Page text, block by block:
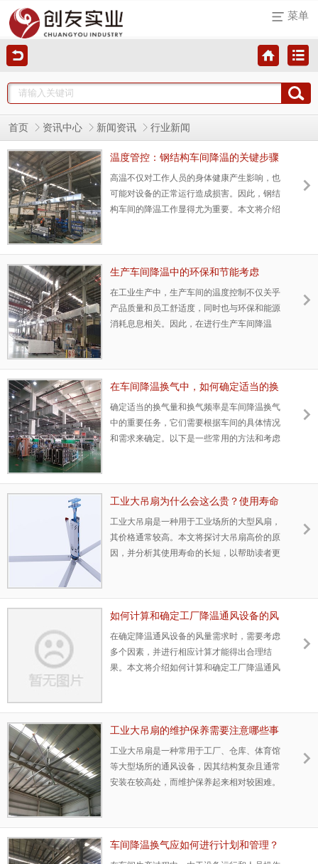
菜单
首页 资讯中心 新闻资讯 行业新闻
温度管控：钢结构车间降温的关键步骤
与方法
高温不仅对工作人员的身体健康产生影响，也
可能对设备的正常运行造成损害。因此，钢结
构车间的降温工作显得尤为重要。本文将介绍
全。
生产车间降温中的环保和节能考虑
在工业生产中，生产车间的温度控制不仅关乎
产品质量和员工舒适度，同时也与环保和能源
消耗息息相关。因此，在进行生产车间降温
在车间降温换气中，如何确定适当的换
气量和换气频率？
确定适当的换气量和换气频率是车间降温换气
中的重要任务，它们需要根据车间的具体情况
和需求来确定。以下是一些常用的方法和考虑
工业大吊扇为什么会这么贵？使用寿命
长吗？
工业大吊扇是一种用于工业场所的大型风扇，
其价格通常较高。本文将探讨大吊扇高价的原
因，并分析其使用寿命的长短，以帮助读者更
如何计算和确定工厂降温通风设备的风
量需求？
在确定降温通风设备的风量需求时，需要考虑
多个因素，并进行相应计算才能得出合理结
果。本文将介绍如何计算和确定工厂降温通风
工业大吊扇的维护保养需要注意哪些事
项
工业大吊扇是一种常用于工厂、仓库、体育馆
等大型场所的通风设备，因其结构复杂且通常
安装在较高处，而维护保养起来相对较困难。
车间降温换气应如何进行计划和管理？